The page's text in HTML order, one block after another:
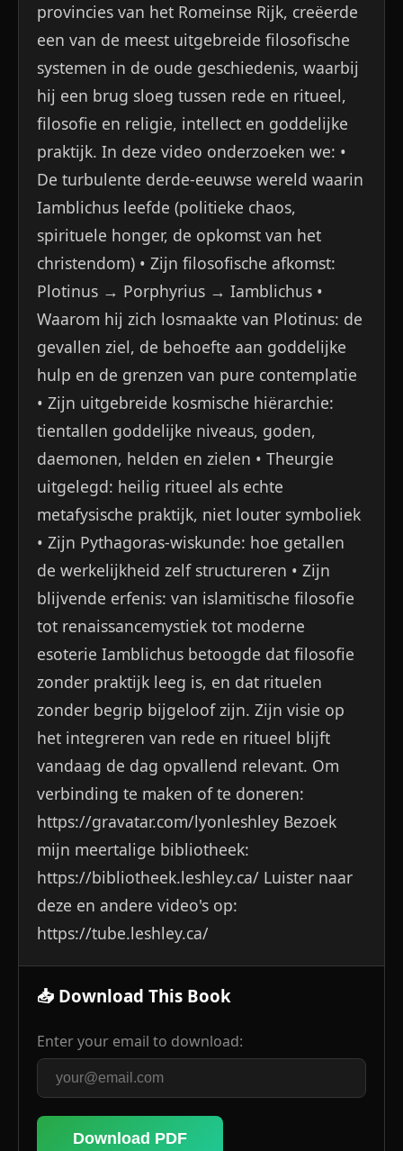
provincies van het Romeinse Rijk, creëerde
een van de meest uitgebreide filosofische
systemen in de oude geschiedenis, waarbij
hij een brug sloeg tussen rede en ritueel,
filosofie en religie, intellect en goddelijke
praktijk. In deze video onderzoeken we: •
De turbulente derde-eeuwse wereld waarin
Iamblichus leefde (politieke chaos,
spirituele honger, de opkomst van het
christendom) • Zijn filosofische afkomst:
Plotinus → Porphyrius → Iamblichus •
Waarom hij zich losmaakte van Plotinus: de
gevallen ziel, de behoefte aan goddelijke
hulp en de grenzen van pure contemplatie
• Zijn uitgebreide kosmische hiërarchie:
tientallen goddelijke niveaus, goden,
daemonen, helden en zielen • Theurgie
uitgelegd: heilig ritueel als echte
metafysische praktijk, niet louter symboliek
• Zijn Pythagoras-wiskunde: hoe getallen
de werkelijkheid zelf structureren • Zijn
blijvende erfenis: van islamitische filosofie
tot renaissancemystiek tot moderne
esoterie Iamblichus betoogde dat filosofie
zonder praktijk leeg is, en dat rituelen
zonder begrip bijgeloof zijn. Zijn visie op
het integreren van rede en ritueel blijft
vandaag de dag opvallend relevant. Om
verbinding te maken of te doneren:
https://gravatar.com/lyonleshley Bezoek
mijn meertalige bibliotheek:
https://bibliotheek.leshley.ca/ Luister naar
deze en andere video's op:
https://tube.leshley.ca/
📥 Download This Book
Enter your email to download:
Download PDF